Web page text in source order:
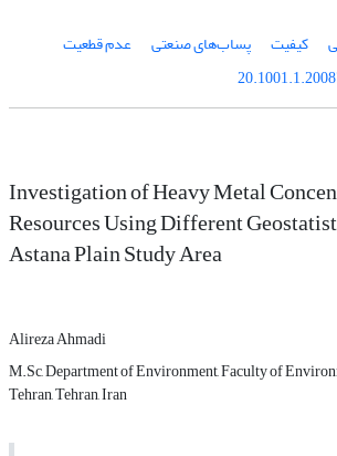
کیفیت پساب‌های صنعتی
عدم قطعیت
Investigation of Heavy Metal
Resources Using Different
Astana Plain Study Area
Alireza Ahmadi
M.Sc, Department of Environment, Faculty of
Tehran, Tehran, Iran